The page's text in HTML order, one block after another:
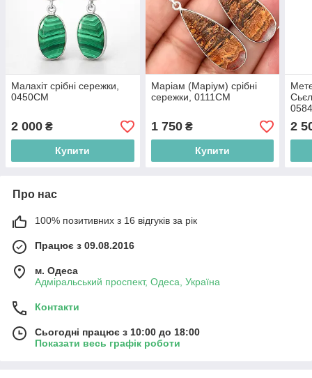
Малахіт срібні сережки,
0450СМ
2 000 ₴
Купити
Маріам (Маріум) срібні
сережки, 0111СМ
1 750₴
Купити
2
Про нас
100% позитивних з 16 відгуків за рік
Працює з 09.08.2016
м. Одеса
Адміральський проспект, Одеса, Україна
Контакти
Сьогодні працює з 10:00 до 18:00
Показати весь графік роботи